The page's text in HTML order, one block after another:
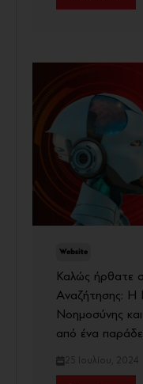
Website
Καλώς ήρθατε
Αναζήτησης: Η
Νοημοσύνης
από ένα
25 Ιουλίου, 2024